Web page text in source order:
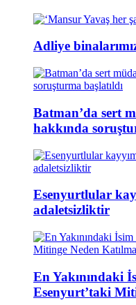
Adliye
Batman’da sert
hakkında
Esenyurtlular
adaletsizliktir
En Yakınındaki
Esenyurt’taki